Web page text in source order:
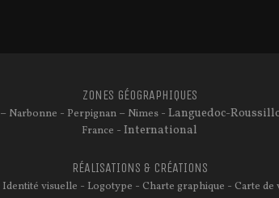
ZONES GÉOGRAPHIQUES
– Narbonne - Perpignan – Nimes - Languedoc-
France - International
RÉALISATIONS & CRÉATIONS
Identité visuelle - Logotype - Charte graphique - Carte de